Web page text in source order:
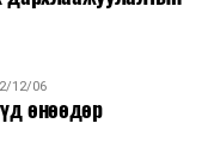
12/06
өнөөдөр